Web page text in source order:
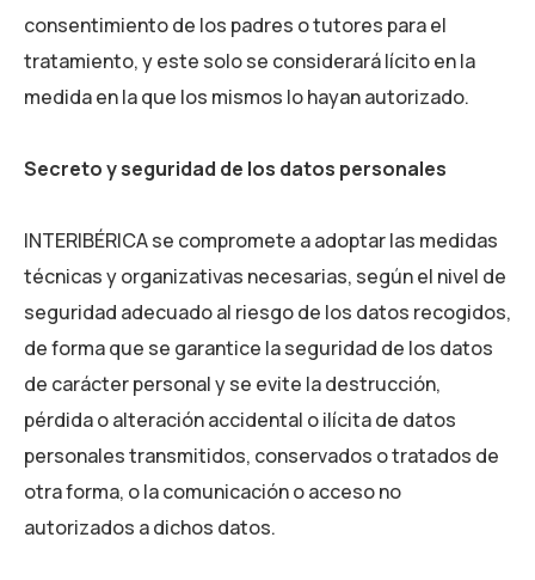
consentimiento de los padres o tutores para el
tratamiento, y este solo se considerará lícito en la
medida en la que los mismos lo hayan autorizado.
Secreto y seguridad de los datos personales
INTERIBÉRICAse compromete a adoptar las medidas
técnicas y organizativas necesarias, según el nivel de
seguridad adecuado al riesgo de los datos recogidos,
de forma que se garantice la seguridad de los datos
de carácter personal y se evite la destrucción,
pérdida o alteración accidental o ilícita de datos
personales transmitidos, conservados o tratados de
otra forma, o la comunicación o acceso no
autorizados a dichos datos.